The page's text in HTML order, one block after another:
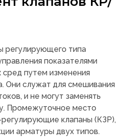
регулирующего типа
показателями
путем изменения
Они служат для смешивания
и не могут заменять
Промежуточное место
клапаны (КЗР),
арматуры двух типов.